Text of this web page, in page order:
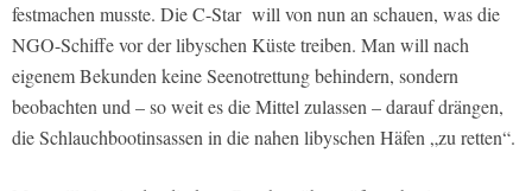
festmachen musste. Die C-Star will von nun an schauen, was die
NGO-Schiffe vor der libyschen Küste treiben. Man will nach
eigenem Bekunden keine Seenotrettung behindern, sondern
beobachten und – so weit es die Mittel zulassen – darauf drängen,
die Schlauchbootinsassen in die nahen libyschen Häfen „zu retten“.